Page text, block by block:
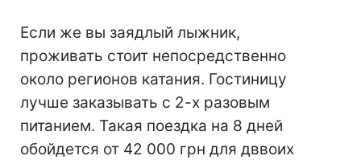
Если же вы заядлый лыжник,
проживать стоит непосредственно
около регионов катания. Гостиницу
лучше заказывать с 2-х разовым
питанием. Такая поездка на 8 дней
обойдется от 42 000 грн для дввоих